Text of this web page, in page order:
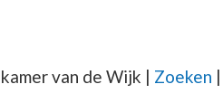
van de Wijk | Zoeken |